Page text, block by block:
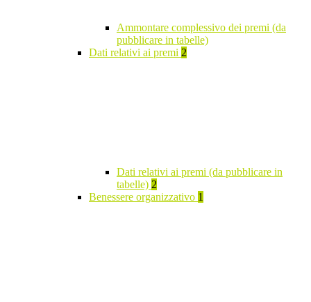
Ammontare complessivo dei premi (da
pubblicare in tabelle)
Dati relativi ai premi 2
Dati relativi ai premi (da pubblicare in
tabelle) 2
Benessere organizzativo 1